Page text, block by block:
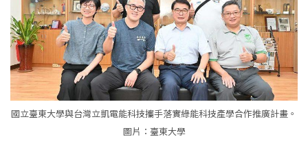
國立臺東大學與台灣立凱電能科技攜手落實綠能科技產學合作推廣計畫。
圖片：臺東大學